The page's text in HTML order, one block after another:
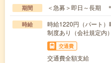
期間 ＜急募＞即日～長期
時給
時給1220円（パート
制度あり（会社規定内）
交通費
交通費全額支給